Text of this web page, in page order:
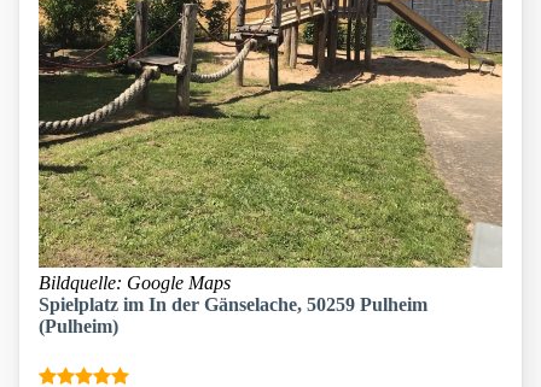
Bildquelle: Google Maps
Spielplatz im In der Gänselache, 50259 Pulheim
(Pulheim)